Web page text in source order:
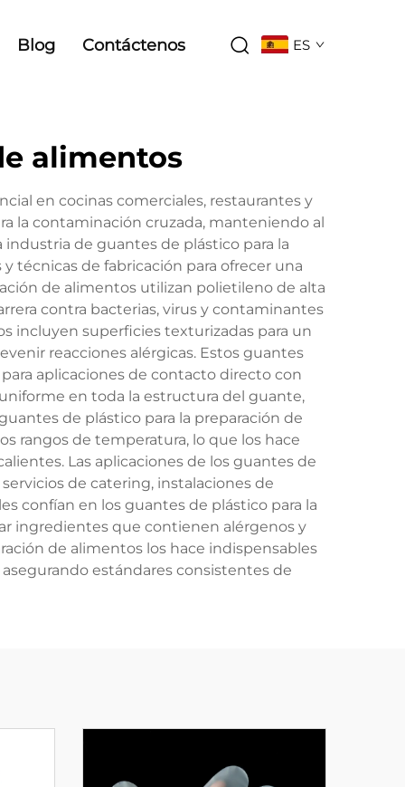
Blog Contáctenos ES
alimentos
en cocinas comerciales, restaurantes y
la contaminación cruzada, manteniendo al
de guantes de plástico para la
técnicas de fabricación para ofrecer una
de alimentos utilizan polietileno de alta
contra bacterias, virus y contaminantes
incluyen superficies texturizadas para un
reacciones alérgicas. Estos guantes
aplicaciones de contacto directo con
en toda la estructura del guante,
de plástico para la preparación de
rangos de temperatura, lo que los hace
Las aplicaciones de los guantes de
de catering, instalaciones de
confían en los guantes de plástico para la
ingredientes que contienen alérgenos y
de alimentos los hace indispensables
estándares consistentes de